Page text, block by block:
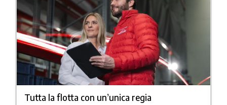
Tutta la flotta con un’unica regia